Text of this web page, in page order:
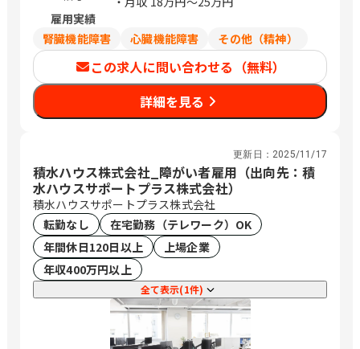
雇用実績
腎臓機能障害
心臓機能障害 その他（精神）
この求人に問い合わせる（無料）
詳細を見る
更新日： 2025/11/17
積水ハウス株式会社_障がい者雇用（出向先：積
水ハウスサポートプラス株式会社）
積水ハウスサポートプラス株式会社
転勤なし
在宅勤務（テレワーク）OK
年間休日120日以上
上場企業
年収400万円以上
全て表示(1件)